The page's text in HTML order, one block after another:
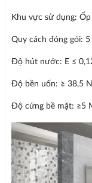
Khu vực sử dụng:
Quy cách đóng gói:
Độ hút nước: E ≤
Độ bền uốn: ≥ 38,5
Độ cứng bề mặt: ≥5